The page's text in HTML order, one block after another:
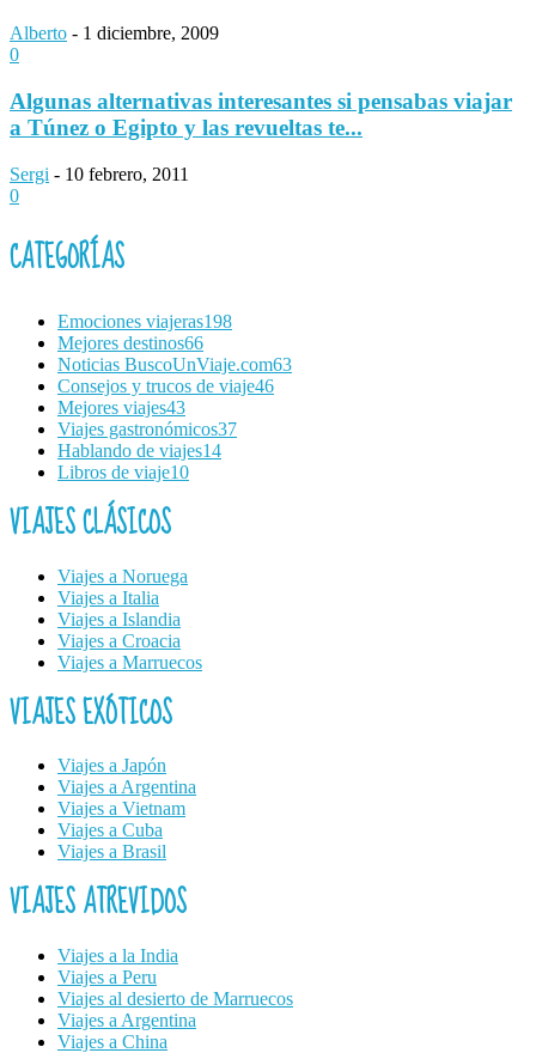
Alberto - 1 diciembre, 2009
0
Algunas alternativas interesantes si pensabas viajar
a Túnez o Egipto y las revueltas te...
Sergi - 10 febrero, 2011
0
CATEGORÍAS
Emociones viajeras198
Mejores destinos66
Noticias BuscoUnViaje.com63
Consejos y trucos de viaje46
Mejores viajes43
Viajes gastronómicos37
Hablando de viajes14
Libros de viaje10
VIAJES CLÁSICOS
Viajes a Noruega
Viajes a Italia
Viajes a Islandia
Viajes a Croacia
Viajes a Marruecos
VIAJES EXÓTICOS
Viajes a Japón
Viajes a Argentina
Viajes a Vietnam
Viajes a Cuba
Viajes a Brasil
VIAJES ATREVIDOS
Viajes a la India
Viajes a Peru
Viajes al desierto de Marruecos
Viajes a Argentina
Viajes a China